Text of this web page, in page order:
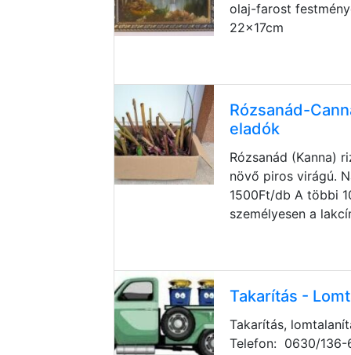
olaj-farost
22×17cm
Rózsanád-
eladók
Rózsanád (Kanna)
növő piros virágú.
1500Ft/db A többi
személyesen a
Takarítás -
Takarítás,
Telefon: 0630/136-